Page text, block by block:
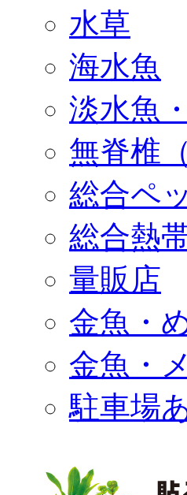
水草
海水魚
淡水魚
無脊椎
総合ペ
総合熱
量販店
金魚・
金魚・
駐車場